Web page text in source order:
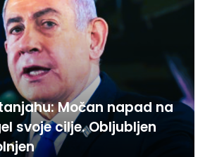
Močan napad na
svoje cilje. Obljubljen